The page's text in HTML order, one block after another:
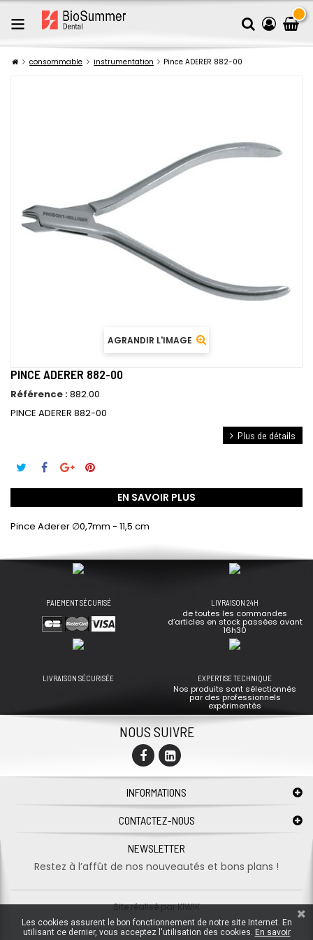
consommable instrumentation Pince ADERER 882-00
AGRANDIR L'IMAGE
PINCE ADERER 882-00
Référence :882.00
PINCE ADERER 882-00
Plus de détails
EN SAVOIR PLUS
Pince Aderer ∅0,7mm - 11,5 cm
PAIEMENT SÉCURISÉ LIVRAISON 24H
de toutes les commandes
d’articles en stock passées avant
16h30
LIVRAISON SÉCURISÉE EXPERTISE TECHNIQUE
Nos produits sont sélectionnés
par des professionnels
expérimentés
NOUS SUIVRE
INFORMATIONS
CONTACTEZ-NOUS
NEWSLETTER
Restez à l’affût de nos nouveautés et bons plans !
Site réalisé parKIWIK
Les cookies assurent le bon fonctionnement de notre site Internet. En
utilisant ce dernier, vous acceptez l'utilisation des cookies. En savoir